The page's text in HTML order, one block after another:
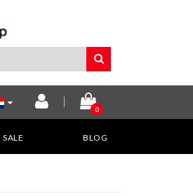
0
SALE BLOG